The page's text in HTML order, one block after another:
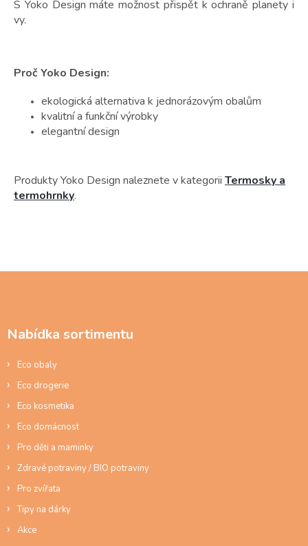
S Yoko Design máte možnost přispět k ochraně planety i
vy.
Proč Yoko Design:
ekologická alternativa k jednorázovým obalům
kvalitní a funkční výrobky
elegantní design
Produkty Yoko Design naleznete v kategorii Termosky a
termohrnky.
Nabídka sortimentu
Eco obaly
Eco drogerie
Eco kosmetika
Eco domácnost
Pro děti a maminky
Zdravé potraviny / BIO potraviny
Pro zvířata
Tipy na dárky
Akce